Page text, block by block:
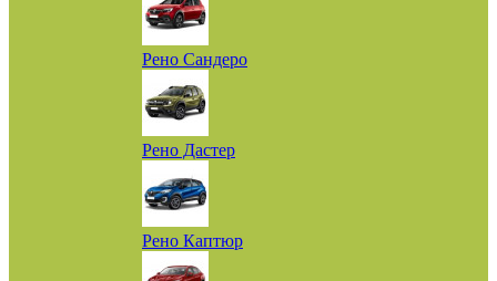
Рено Сандеро
Рено Дастер
Рено Каптюр